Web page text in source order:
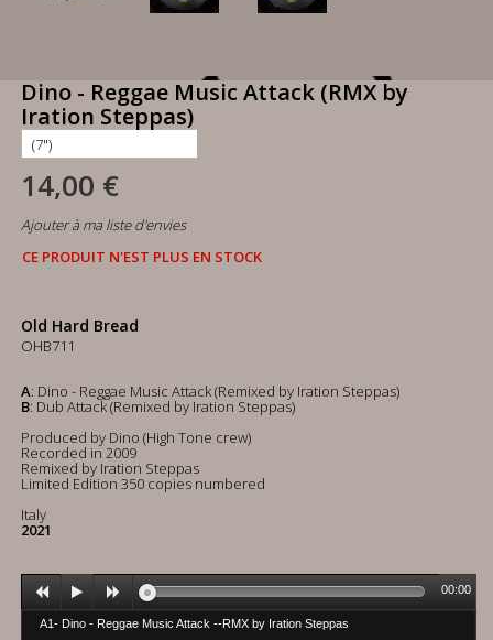
Dino - Reggae Music Attack (RMX by
Iration Steppas)
14,00 €
Ajouter à ma liste d'envies
CE PRODUIT N'EST PLUS EN STOCK
Old Hard Bread
OHB711
A: Dino - Reggae Music Attack (Remixed by Iration Steppas)
B: Dub Attack (Remixed by Iration Steppas)
Produced by Dino (High Tone crew)
Recorded in 2009
Remixed by Iration Steppas
Limited Edition 350 copies numbered
Italy
2021
A1- Dino - Reggae Music Attack --RMX by Iration Steppas
00:00